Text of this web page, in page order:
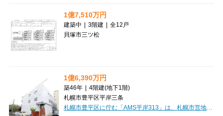
1億7,510万円
建築中 | 3階建 | 全12戸
貝塚市三ツ松
1億6,390万円
築46年 | 4階建(地下1階)
札幌市豊平区平岸三条